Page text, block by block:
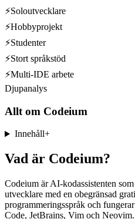
⚡Soloutvecklare
⚡Hobbyprojekt
⚡Studenter
⚡Stort språkstöd
⚡Multi-IDE arbete
Djupanalys
Allt om Codeium
Innehåll+
Vad är Codeium?
Codeium är AI-kodassistenten
utvecklare med en obegränsad
programmeringsspråk och
Code, JetBrains, Vim och